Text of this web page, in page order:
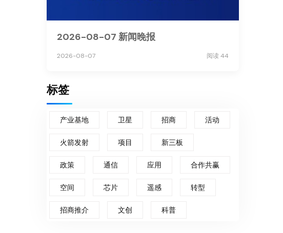
2026-08-07 新闻晚报
2026-08-07 阅读 44
标签
产业基地 卫星 招商 活动
火箭发射 项目 新三板
政策 通信 应用 合作共赢
空间 芯片 遥感 转型
招商推介 文创 科普